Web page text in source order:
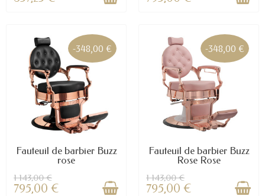
-348,00 €
Fauteuil de barbier Buzz
rose
1 143,00 €
795,00 €
-348,00 €
Fauteuil de barbier Buzz
Rose Rose
1 143,00 €
795,00 €